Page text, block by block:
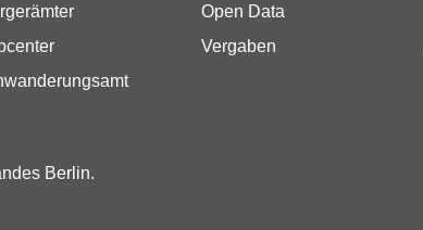
Open Data
Vergaben
Berlin.